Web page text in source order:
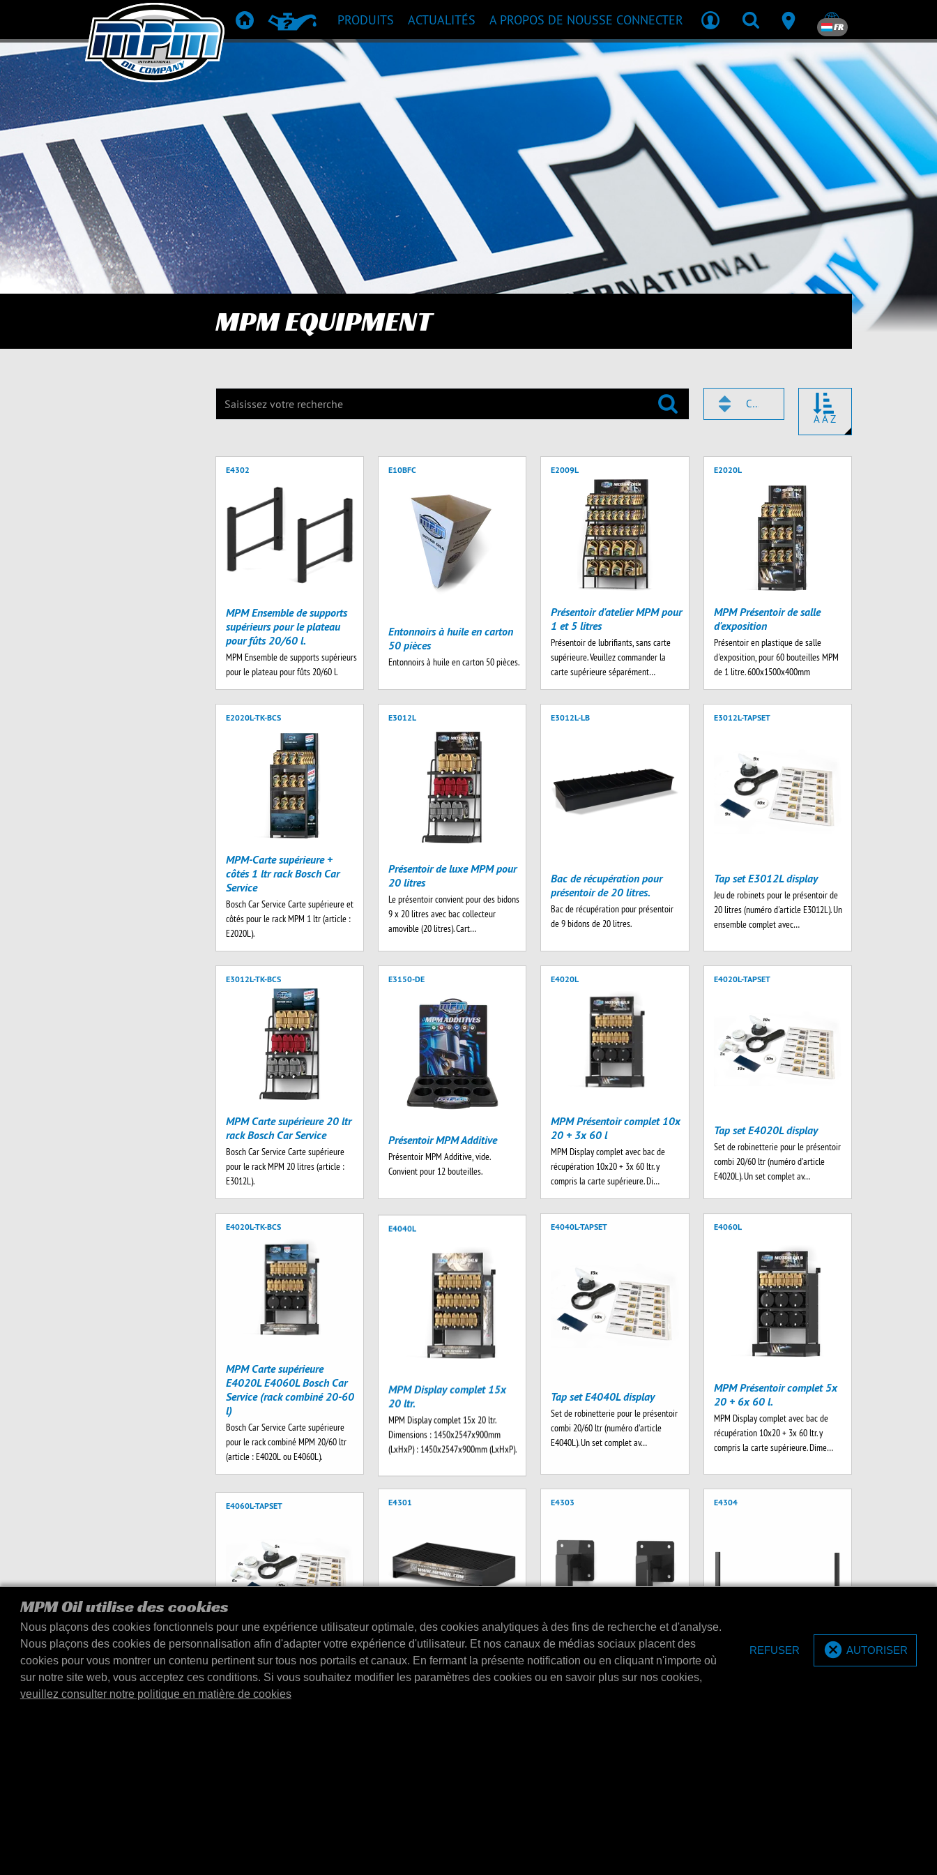
MPM Oil utilise des cookies
Nous plaçons des cookies fonctionnels pour une expérience utilisateur optimale, des cookies analytiques à des fins de recherche et d'analyse.
Nous plaçons des cookies de personnalisation afin d'adapter votre expérience d'utilisateur. Et nos canaux de médias sociaux placent des
cookies pour vous montrer un contenu pertinent sur tous nos portails et canaux. En fermant la présente notification ou en cliquant n'importe où
sur notre site web, vous acceptez ces conditions. Si vous souhaitez modifier les paramètres des cookies ou en savoir plus sur nos cookies,
veuillez consulter notre politique en matière de cookies
REFUSER AUTORISER
ACCUEILRECOMMANDATION DE PRODUITS
PRODUITS ACTUALITÉS A PROPOS DE NOUSSE CONNECTER FR
MPM EQUIPMENT
CODE
A À Z
E4302
MPM Ensemble de supports
supérieurs pour le plateau
pour fûts 20/60 l.
MPM Ensemble de supports supérieurs
pour le plateau pour fûts 20/60 l.
E10BFC
Entonnoirs à huile en carton
50 pièces
Entonnoirs à huile en carton 50 pièces.
E2009L
Présentoir d'atelier MPM pour
1 et 5 litres
Présentoir de lubrifiants, sans carte
supérieure. Veuillez commander la
carte supérieure séparément…
E2020L
MPM Présentoir de salle
d'exposition
Présentoir en plastique de salle
d'exposition, pour 60 bouteilles MPM
de 1 litre. 600x1500x400mm
E2020L-TK-BCS
MPM-Carte supérieure +
côtés 1 ltr rack Bosch Car
Service
Bosch Car Service Carte supérieure et
côtés pour le rack MPM 1 ltr (article :
E2020L).
E3012L
Présentoir de luxe MPM pour
20 litres
Le présentoir convient pour des bidons
9 x 20 litres avec bac collecteur
amovible (20 litres). Cart…
E3012L-LB
Bac de récupération pour
présentoir de 20 litres.
Bac de récupération pour présentoir
de 9 bidons de 20 litres.
E3012L-TAPSET
Tap set E3012L display
Jeu de robinets pour le présentoir de
20 litres (numéro d'article E3012L). Un
ensemble complet avec…
E3012L-TK-BCS
MPM Carte supérieure 20 ltr
rack Bosch Car Service
Bosch Car Service Carte supérieure
pour le rack MPM 20 litres (article :
E3012L).
E3150-DE
Présentoir MPM Additive
Présentoir MPM Additive, vide.
Convient pour 12 bouteilles.
E4020L
MPM Présentoir complet 10x
20 + 3x 60 l
MPM Display complet avec bac de
récupération 10x20 + 3x 60 ltr. y
compris la carte supérieure. Di…
E4020L-TAPSET
Tap set E4020L display
Set de robinetterie pour le présentoir
combi 20/60 ltr (numéro d'article
E4020L). Un set complet av…
E4020L-TK-BCS
MPM Carte supérieure
E4020L E4060L Bosch Car
Service (rack combiné 20-60
l)
Bosch Car Service Carte supérieure
pour le rack combiné MPM 20/60 ltr
(article : E4020L ou E4060L).
E4040L
MPM Display complet 15x
20 ltr.
MPM Display complet 15x 20 ltr.
Dimensions : 1450x2547x900mm
(LxHxP) : 1450x2547x900mm (LxHxP).
E4040L-TAPSET
Tap set E4040L display
Set de robinetterie pour le présentoir
combi 20/60 ltr (numéro d'article
E4040L). Un set complet av…
E4060L
MPM Présentoir complet 5x
20 + 6x 60 l.
MPM Display complet avec bac de
récupération 10x20 + 3x 60 ltr. y
compris la carte supérieure. Dime…
E4060L-TAPSET
Tap set E4060L display
Set de robinetterie pour le présentoir
combi 20/60 ltr (numéro d'article
E4060L). Un set complet av…
E4301
MPM Bac de récupération V2
256 l.
MPM Bac de récupération V2 256 l.
E4303
MPM Ensemble de supports
muraux (2 pièces).
MPM Ensemble de supports muraux (2
E4304